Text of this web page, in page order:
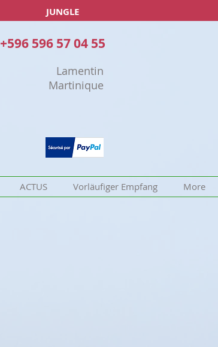
JUNGLE
Lamentin
Martinique
+596 596 57 04 55
ACTUS Vorläufiger Empfang More